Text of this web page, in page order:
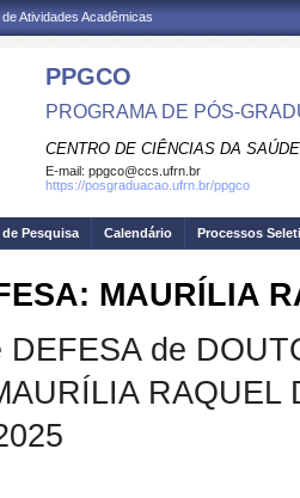
Atividades Acadêmicas
PPGCO
PROGRAMA DE PÓS-
CENTRO DE CIÊNCIAS DA SAÚDE
E-mail: ppgco@ccs.ufrn.br
https://posgraduacao.ufrn.br/ppgco
Pesquisa Calendário Processos
MAURÍLIA
DEFESA de
RAQUEL